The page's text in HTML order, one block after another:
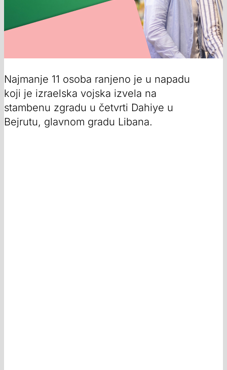
Najmanje 11 osoba ranjeno je u napadu
koji je izraelska vojska izvela na
stambenu zgradu u četvrti Dahiye u
Bejrutu, glavnom gradu Libana.